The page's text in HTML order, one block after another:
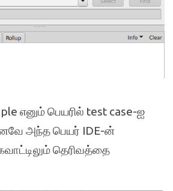
எனும் பெயரில் test case-ஐ
அந்த பெயர் IDE-ன்
தெரிவத்தை